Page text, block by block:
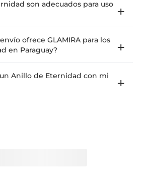
son adecuados para uso
ofrece GLAMIRA para los
en Paraguay?
Anillo de Eternidad con mi